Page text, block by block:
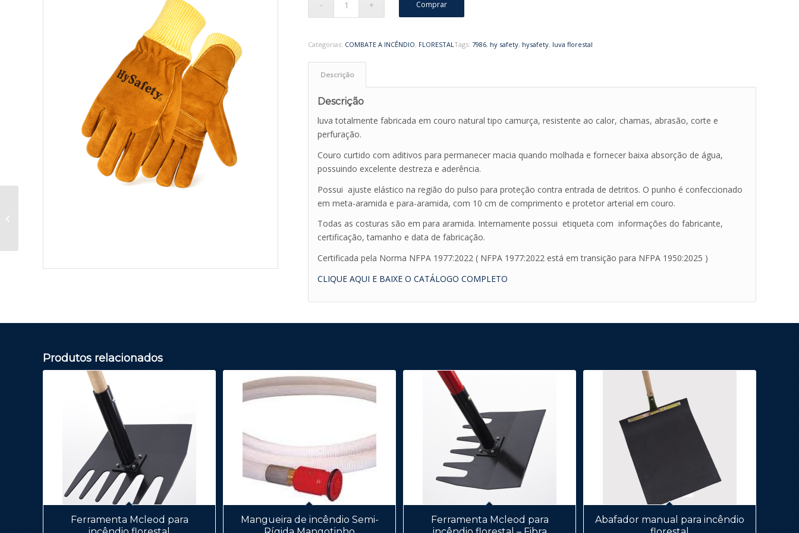
Comprar
Categorias: COMBATE A INCÊNDIO, FLORESTAL Tags: 7986, hy safety, hysafety, luva florestal
Descrição
Descrição
luva totalmente fabricada em couro natural tipo camurça, resistente ao calor, chamas, abrasão, corte e
perfuração.
Couro curtido com aditivos para permanecer macia quando molhada e fornecer baixa absorção de água,
possuindo excelente destreza e aderência.
Possui ajuste elástico na região do pulso para proteção contra entrada de detritos. O punho é confeccionado
em meta-aramida e para-aramida, com 10 cm de comprimento e protetor arterial em couro.
Todas as costuras são em para aramida. Internamente possui etiqueta com informações do fabricante,
certificação, tamanho e data de fabricação.
Certificada pela Norma NFPA 1977:2022 ( NFPA 1977:2022 está em transição para NFPA 1950:2025 )
CLIQUE AQUI E BAIXE O CATÁLOGO COMPLETO
Produtos relacionados
Ferramenta Mcleod para
Mangueira de incêndio Semi-
Ferramenta Mcleod para
Abafador manual para incêndio